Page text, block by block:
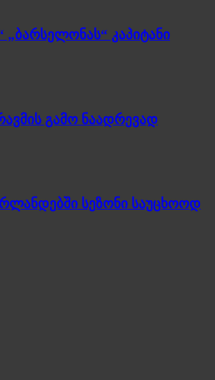
კაპიტანი
გამო ნაადრევად
სეზონი საუცხოოდ